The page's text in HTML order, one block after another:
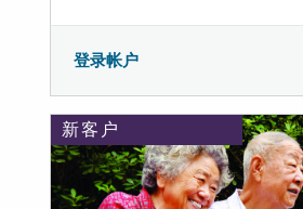
登录帐户
新客户